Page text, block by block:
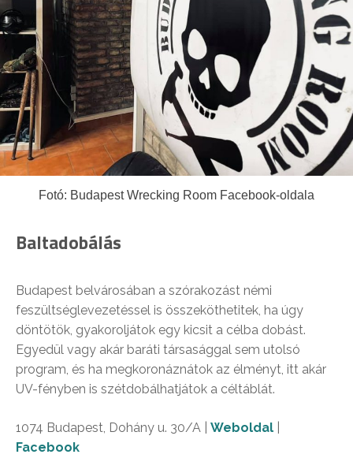
Fotó: Budapest Wrecking Room Facebook-oldala
Baltadobálás
Budapest belvárosában a szórakozást némi
feszültséglevezetéssel is összeköthetitek, ha úgy
döntötök, gyakoroljátok egy kicsit a célba dobást.
Egyedül vagy akár baráti társasággal sem utolsó
program, és ha megkoronáznátok az élményt, itt akár
UV-fényben is szétdobálhatjátok a céltáblát.
1074 Budapest, Dohány u. 30/A | Weboldal
Facebook